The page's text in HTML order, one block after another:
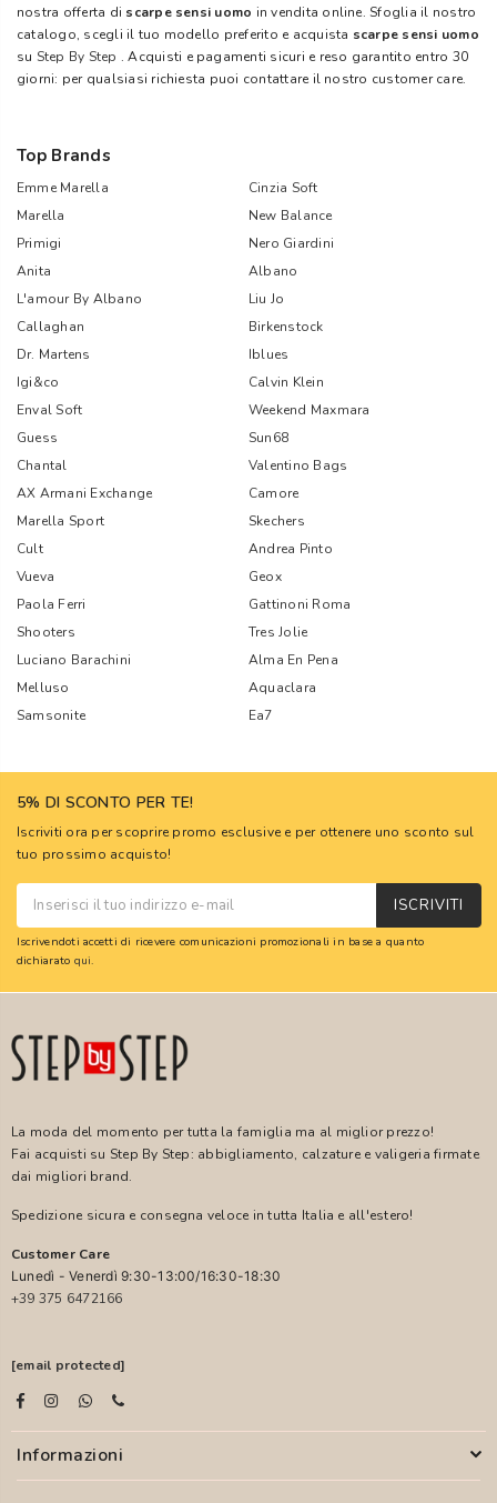
nostra offerta di scarpe sensi uomo in vendita online. Sfoglia il nostro
catalogo, scegli il tuo modello preferito e acquista scarpe sensi uomo
su Step By Step . Acquisti e pagamenti sicuri e reso garantito entro 30
giorni: per qualsiasi richiesta puoi contattare il nostro customer care.
Top Brands
Emme Marella
Cinzia Soft
Marella
New Balance
Primigi
Nero Giardini
Anita
Albano
L'amour By Albano
Liu Jo
Callaghan
Birkenstock
Dr. Martens
Iblues
Igi&co
Calvin Klein
Enval Soft
Weekend Maxmara
Guess
Sun68
Chantal
Valentino Bags
AX Armani Exchange
Camore
Marella Sport
Skechers
Cult
Andrea Pinto
Vueva
Geox
Paola Ferri
Gattinoni Roma
Shooters
Tres Jolie
Luciano Barachini
Alma En Pena
Melluso
Aquaclara
Samsonite
Ea7
5% DI SCONTO PER TE!
Iscriviti ora per scoprire promo esclusive e per ottenere uno sconto sul
tuo prossimo acquisto!
ISCRIVITI
Iscrivendoti accetti di ricevere comunicazioni promozionali in base a quanto
dichiarato qui.
La moda del momento per tutta la famiglia ma al miglior prezzo!
Fai acquisti su Step By Step: abbigliamento, calzature e valigeria firmate
dai migliori brand.
Spedizione sicura e consegna veloce in tutta Italia e all'estero!
Customer Care
Lunedì - Venerdì 9:30-13:00/16:30-18:30
+39 375 6472166
[email protected]
Informazioni